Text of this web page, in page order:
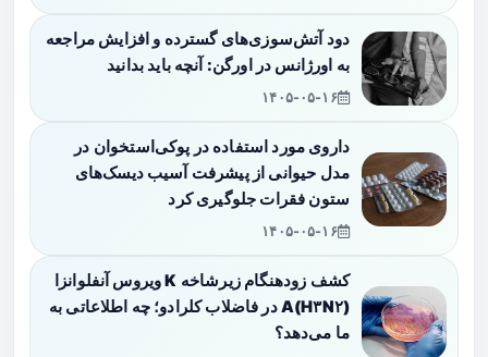
دود آتش‌سوزی‌های گسترده و افزایش مراجعه
به اورژانس در اورگن: آنچه باید بدانید
۱۴۰۵-۰۵-۱۶
داروی مورد استفاده در پوکی‌استخوان در
مدل حیوانی از پیشرفت آسیب دیسک‌های
ستون فقرات جلوگیری کرد
۱۴۰۵-۰۵-۱۶
کشف زودهنگام زیرشاخه K ویروس آنفلوانزا
A(H۳N۲) در فاضلاب کلرادو؛ چه اطلاعاتی به
ما می‌دهد؟